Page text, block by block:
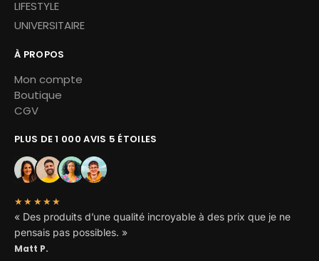
LIFESTYLE
UNIVERSITAIRE
À PROPOS
Mon compte
Boutique
CGV
PLUS DE 1 000 AVIS 5 ÉTOILES
★★★★★
« Des produits d’une qualité incroyable à des prix que je ne
pensais pas possibles. »
Matt P.